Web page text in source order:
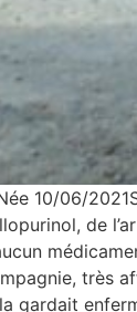
10/06/
de
très
gardait